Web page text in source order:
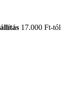
17.000 Ft-tól